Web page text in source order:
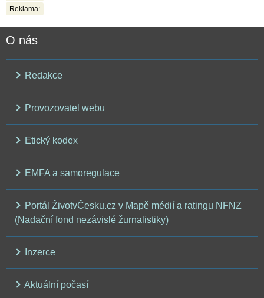
Reklama:
O nás
Redakce
Provozovatel webu
Etický kodex
EMFA a samoregulace
Portál ŽivotvČesku.cz v Mapě médií a ratingu NFNZ
(Nadační fond nezávislé žurnalistiky)
Inzerce
Aktuální počasí